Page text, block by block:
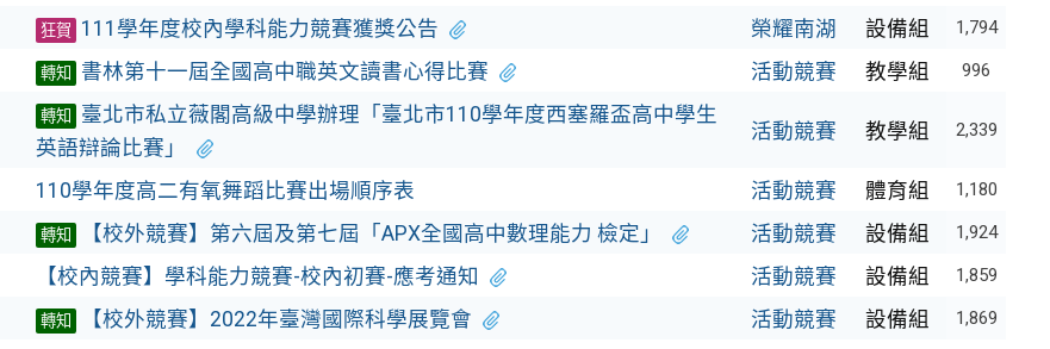
狂賀 111學年度校內學科能力競賽獲獎公告 榮耀南湖 設備組 1,794
轉知 書林第十一屆全國高中職英文讀書心得比賽 活動競賽 教學組 996
轉知
臺北市私立薇閣高級中學辦理「臺北市110學年度西塞羅盃高中學生
英語辯論比賽」
活動競賽 教學組 2,339
110學年度高二有氧舞蹈比賽出場順序表 活動競賽 體育組 1,180
轉知 【校外競賽】第六屆及第七屆「APX全國高中數理能力 檢定」 活動競賽 設備組 1,924
【校內競賽】學科能力競賽-校內初賽-應考通知 活動競賽 設備組 1,859
轉知 【校外競賽】2022年臺灣國際科學展覽會 活動競賽 設備組 1,869